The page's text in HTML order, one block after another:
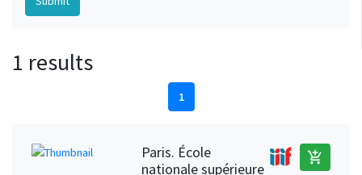
1 results
1
Paris. École
nationale supérieure
add_shopping_cart